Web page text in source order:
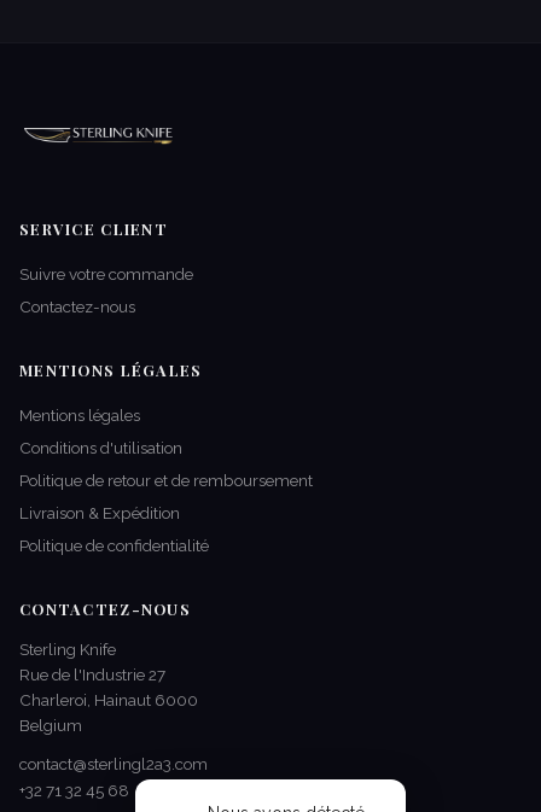
SERVICE CLIENT
Suivre votre commande
Contactez-nous
MENTIONS LÉGALES
Mentions légales
Conditions d'utilisation
Politique de retour et de remboursement
Livraison & Expédition
Politique de confidentialité
CONTACTEZ-NOUS
Sterling Knife
Rue de l'Industrie 27
Charleroi, Hainaut 6000
Belgium
contact@sterlingl2a3.com
+32 71 32 45 68